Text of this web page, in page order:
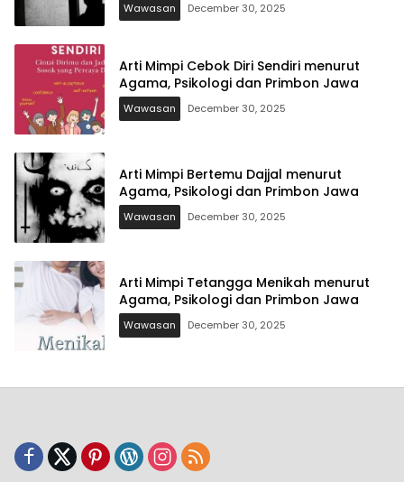
Wawasan December 30, 2025
Arti Mimpi Cebok Diri Sendiri menurut
Agama, Psikologi dan Primbon Jawa
Wawasan December 30, 2025
Arti Mimpi Bertemu Dajjal menurut
Agama, Psikologi dan Primbon Jawa
Wawasan December 30, 2025
Arti Mimpi Tetangga Menikah menurut
Agama, Psikologi dan Primbon Jawa
Wawasan December 30, 2025